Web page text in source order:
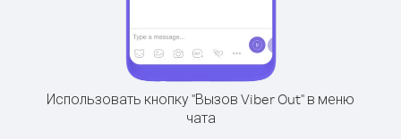
Использовать кнопку "Вызов Viber Out" в меню
чата